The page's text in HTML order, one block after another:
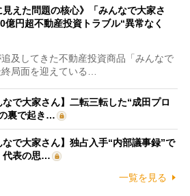
見えた問題の核心》「みんなで大家さ
億円超不動産投資トラブル“異常なく
及してきた不動産投資商品「みんなで
局面を迎えている…
なで大家さん】二転三転した“成田プロ
裏で起き…
なで大家さん】独占入手“内部議事録”で
代表の思…
一覧を見る